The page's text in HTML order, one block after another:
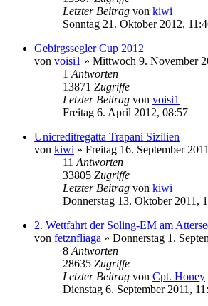
Letzter Beitrag von kiwi
Sonntag 21. Oktober 2012,
Gebirgssegler Cup 2012
von voisi1 » Mittwoch 9. November
1 Antworten
13871 Zugriffe
Letzter Beitrag von voisi1
Freitag 6. April 2012, 08:57
Unicreditregatta Trapani Sizilien
von kiwi » Freitag 16. September
11 Antworten
33805 Zugriffe
Letzter Beitrag von kiwi
Donnerstag 13. Oktober 2011,
2. Wettfahrt der Soling-EM am
von fetznfliaga » Donnerstag 1.
8 Antworten
28635 Zugriffe
Letzter Beitrag von Cpt. Honey
Dienstag 6. September 2011,